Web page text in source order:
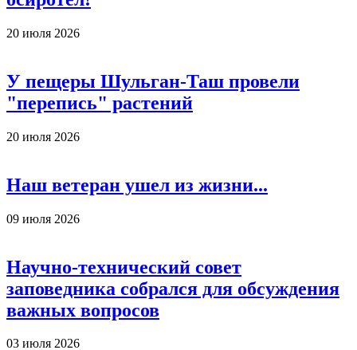
20 июля 2026
У пещеры Шульган-Таш провели
"перепись" растений
20 июля 2026
Наш ветеран ушел из жизни...
09 июля 2026
Научно-технический совет
заповедника собрался для обсуждения
важных вопросов
03 июля 2026